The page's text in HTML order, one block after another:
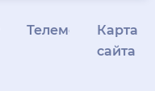
Телемедицина
Карта
сайта